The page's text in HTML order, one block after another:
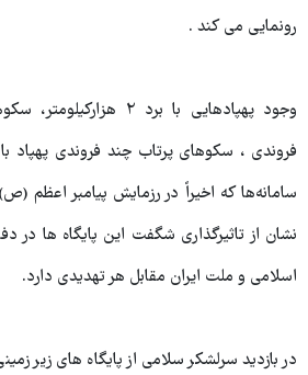
رونمایی می کند .
وجود پهپادهایی با برد
فروندی ، سکوهای پرتاب چند فروندی پهپاد
نشان از تاثیرگذاری شگفت این پایگاه ها در
اسلامی و ملت ایران مقابل هر تهدیدی دارد.
در بازدید سرلشکر سلامی از پایگاه های زیر